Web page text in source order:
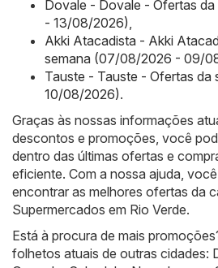
Dovale - Dovale - Ofertas
- 13/08/2026)
Akki Atacadista - Akki
semana (07/08/2026 - 09/
Tauste - Tauste - Ofertas
10/08/2026).
Graças às nossas informações
descontos e promoções, você
dentro das últimas ofertas e
eficiente. Com a nossa ajuda,
encontrar as melhores ofertas da
Supermercados em Rio Verde.
Está à procura de mais
folhetos atuais de outras cidades: